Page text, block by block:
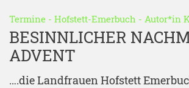
Termine - Hofstett-Emerbuch - Autor*in
BESINNLICHER
ADVENT
….die Landfrauen Hofstett